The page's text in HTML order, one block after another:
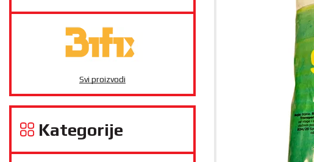
Svi proizvodi
Kategorije